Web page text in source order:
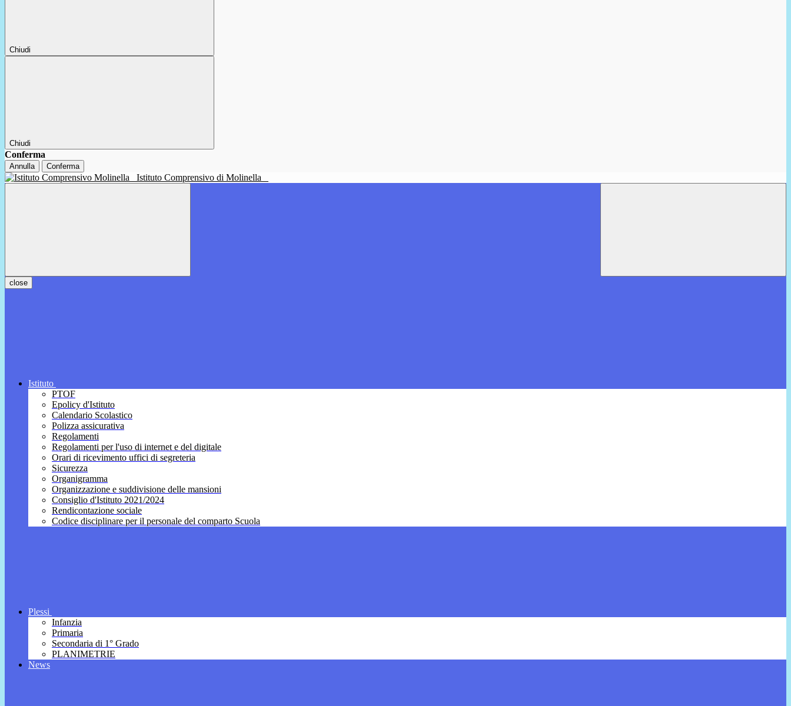
Chiudi
Chiudi
Conferma
Annulla Conferma
Istituto Comprensivo di Molinella
close
Istituto
PTOF
Epolicy d'Istituto
Calendario Scolastico
Polizza assicurativa
Regolamenti
Regolamenti per l'uso di internet e del digitale
Orari di ricevimento uffici di segreteria
Sicurezza
Organigramma
Organizzazione e suddivisione delle mansioni
Consiglio d'Istituto 2021/2024
Rendicontazione sociale
Codice disciplinare per il personale del comparto Scuola
Plessi
Infanzia
Primaria
Secondaria di 1° Grado
PLANIMETRIE
News